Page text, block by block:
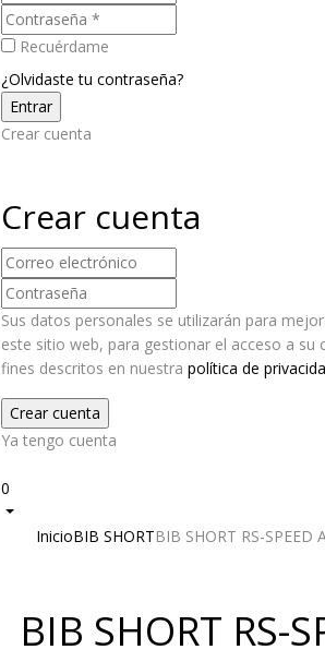
Recuérdame
¿Olvidaste tu contraseña?
Crear cuenta
Crear cuenta
Sus datos personales se utilizarán para
este sitio web, para gestionar el acceso a su
fines descritos en nuestra política de
Ya tengo cuenta
0
InicioBIB SHORTBIB SHORT RS-SPEED
BIB SHORT RS-